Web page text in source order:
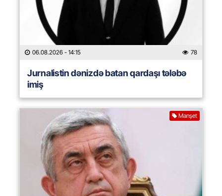
06.08.2026 - 14:15 78
Jurnalistin dənizdə batan qardaşı tələbə
imiş
Manşet